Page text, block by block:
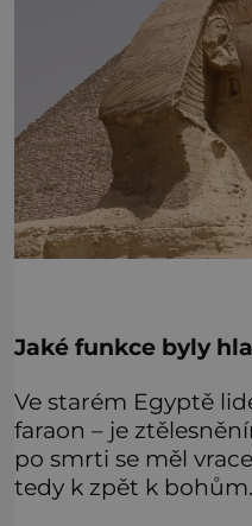
Jaké funkce byly
Ve starém Egyptě
faraon – je
po smrti se měl
tedy k zpět k bohům.